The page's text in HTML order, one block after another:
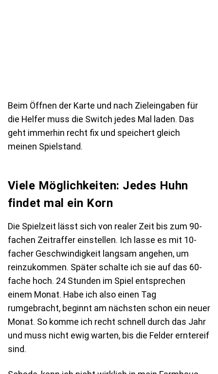
Beim Öffnen der Karte und nach Zieleingaben für
die Helfer muss die Switch jedes Mal laden. Das
geht immerhin recht fix und speichert gleich
meinen Spielstand.
Viele Möglichkeiten: Jedes Huhn
findet mal ein Korn
Die Spielzeit lässt sich von realer Zeit bis zum 90-
fachen Zeitraffer einstellen. Ich lasse es mit 10-
facher Geschwindigkeit langsam angehen, um
reinzukommen. Später schalte ich sie auf das 60-
fache hoch. 24 Stunden im Spiel entsprechen
einem Monat. Habe ich also einen Tag
rumgebracht, beginnt am nächsten schon ein neuer
Monat. So komme ich recht schnell durch das Jahr
und muss nicht ewig warten, bis die Felder erntereif
sind.